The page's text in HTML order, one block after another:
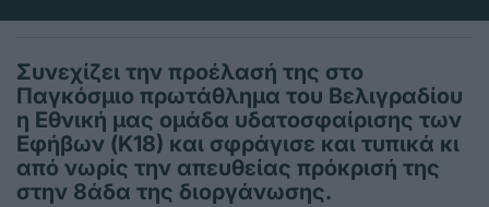
Συνεχίζει την προέλασή της στο
Παγκόσμιο πρωτάθλημα του Βελιγραδίου
η Εθνική μας ομάδα υδατοσφαίρισης των
Εφήβων (Κ18) και σφράγισε και τυπικά κι
από νωρίς την απευθείας πρόκρισή της
στην 8άδα της διοργάνωσης.